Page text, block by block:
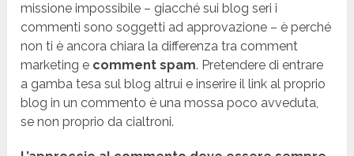
missione impossibile – giacché sui blog seri i
commenti sono soggetti ad approvazione – è perché
non ti è ancora chiara la differenza tra comment
marketing e comment spam. Pretendere di entrare
a gamba tesa sul blog altrui e inserire il link al proprio
blog in un commento è una mossa poco avveduta,
se non proprio da cialtroni.